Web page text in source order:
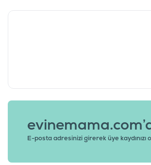
E-posta adresinizi girerek üye kaydınızı